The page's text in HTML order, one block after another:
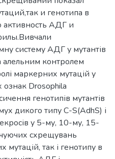
и генотипа в
АДГ и
систему АДГ у мутантів
алельним контролем
маркерних мутацій у
Drosophila
генотипів мутантів
дикого типу C-S(AdhS) і
у 5-му, 10-му, 15-
схрещувань
так і генотипу в